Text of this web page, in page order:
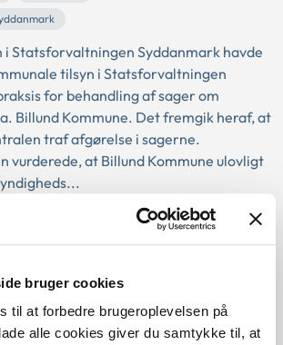
bruger cookies
til at forbedre brugeroplevelsen på
alle cookies giver du samtykke til, at
Statsforvaltningen Syddanmark havde
tilsyn i Statsforvaltningen
for behandling af sager om
Billund Kommune. Det fremgik heraf, at
traf afgørelse i sagerne.
vurderede, at Billund Kommune ulovligt
af driftstilskud til
Dagtilbudsloven
Skole og institution